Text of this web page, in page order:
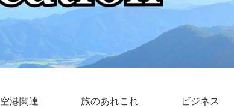
空港関連 旅のあれこれ ビジネス